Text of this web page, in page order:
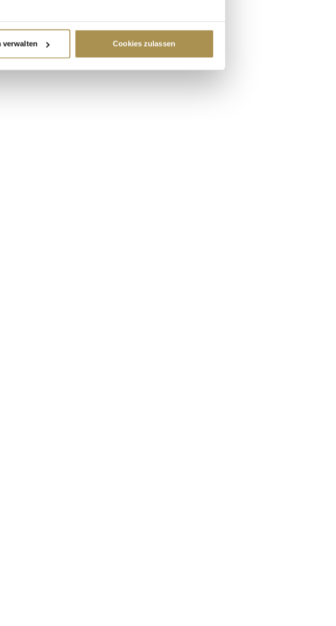
bis auf einige Meter genau sein können
werden, und legen Sie Ihre Präferenzen im
Funktionen für soziale Medien anbieten zu können
weiter. Unsere Partner führen diese Informationen
haben oder die sie im Rahmen Ihrer Nutzung
verwalten Cookies zulassen